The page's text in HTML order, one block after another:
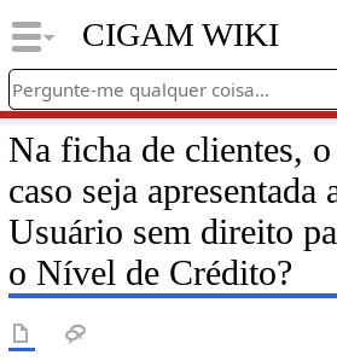
CIGAM WIKI
Na ficha de clientes,
caso seja apresentada
Usuário sem direito
o Nível de Crédito?